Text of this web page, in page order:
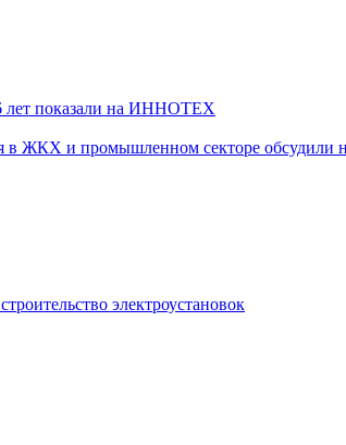
лет показали на ИННОТЕХ
в ЖКХ и промышленном секторе обсудили
электроустановок